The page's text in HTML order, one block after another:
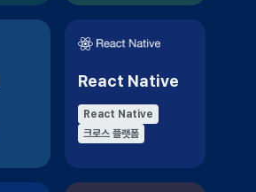
React Native
React Native
크로스 플랫폼